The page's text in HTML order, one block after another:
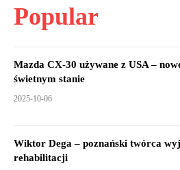
Popular
Mazda CX-30 używane z USA –
świetnym stanie
2025-10-06
Wiktor Dega – poznański twórca
rehabilitacji